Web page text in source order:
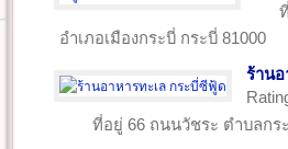
อำเภอเมืองกระบี่ กระบี่ 81000
ร้านอ
ที่อยู่ 66 ถนนวัชระ ตำบลกร